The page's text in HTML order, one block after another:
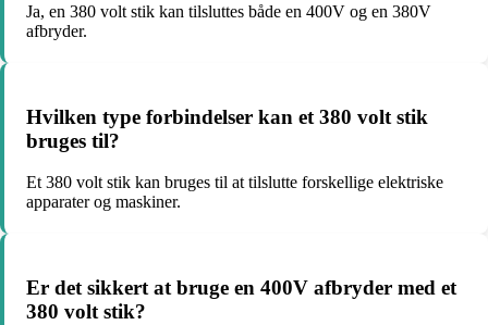
Ja, en 380 volt stik kan tilsluttes både en 400V og en 380V
afbryder.
Hvilken type forbindelser kan et 380 volt stik
bruges til?
Et 380 volt stik kan bruges til at tilslutte forskellige elektriske
apparater og maskiner.
Er det sikkert at bruge en 400V afbryder med et
380 volt stik?